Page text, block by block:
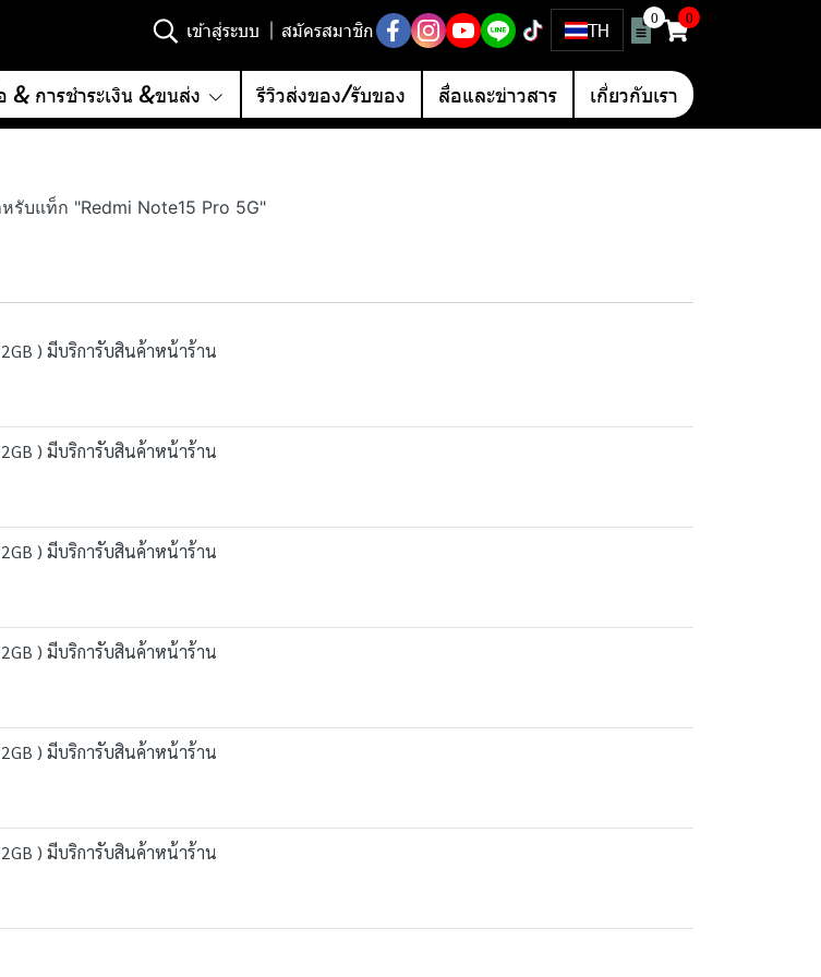
เข้าสู่ระบบ สมัครสมาชิก TH
0 0
& การชำระเงิน &ขนส่ง รีวิวส่งของ/รับของ สื่อและข่าวสาร เกี่ยวกับเรา
รับแท็ก "Redmi Note15 Pro 5G"
) มีบริการับสินค้าหน้าร้าน
) มีบริการับสินค้าหน้าร้าน
) มีบริการับสินค้าหน้าร้าน
) มีบริการับสินค้าหน้าร้าน
) มีบริการับสินค้าหน้าร้าน
) มีบริการับสินค้าหน้าร้าน